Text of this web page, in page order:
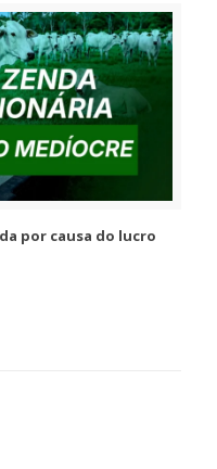
por causa do lucro